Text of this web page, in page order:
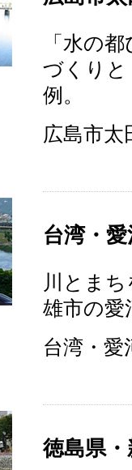
「水の
づくり
例。
広島市太
台湾・
川とま
雄市の愛
台湾・愛
徳島県